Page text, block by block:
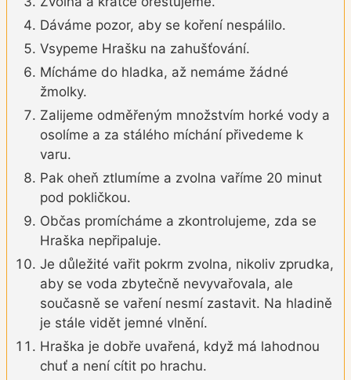
Dáváme pozor, aby se koření nespálilo.
Vsypeme Hrašku na zahušťování.
Mícháme do hladka, až nemáme žádné
žmolky.
Zalijeme odměřeným množstvím horké vody a
osolíme a za stálého míchání přivedeme k
varu.
Pak oheň ztlumíme a zvolna vaříme 20 minut
pod pokličkou.
Občas promícháme a zkontrolujeme, zda se
Hraška nepřipaluje.
Je důležité vařit pokrm zvolna, nikoliv zprudka,
aby se voda zbytečně nevyvařovala, ale
současně se vaření nesmí zastavit. Na hladině
je stále vidět jemné vlnění.
Hraška je dobře uvařená, když má lahodnou
chuť a není cítit po hrachu.